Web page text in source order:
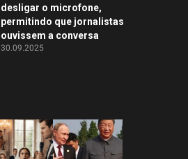
desligar o microfone,
permitindo que jornalistas
ouvissem a conversa
30.09.2025